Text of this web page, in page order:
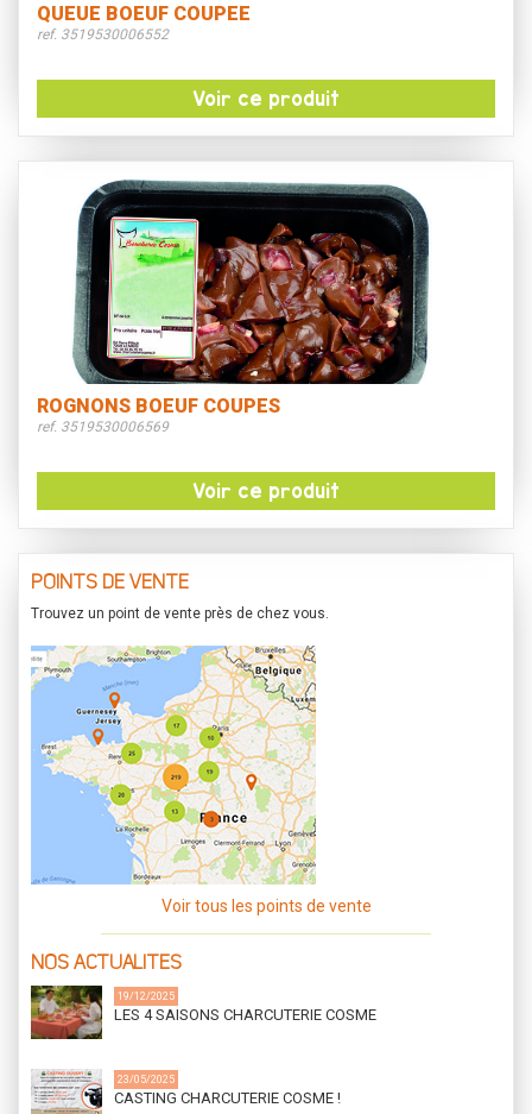
QUEUE BOEUF COUPEE
ref. 3519530006552
Voir ce produit
ROGNONS BOEUF COUPES
ref. 3519530006569
Voir ce produit
POINTS DE VENTE
Trouvez un point de vente près de chez vous.
Voir tous les points de vente
NOS ACTUALITES
19/12/2025
LES 4 SAISONS CHARCUTERIE COSME
23/05/2025
CASTING CHARCUTERIE COSME !